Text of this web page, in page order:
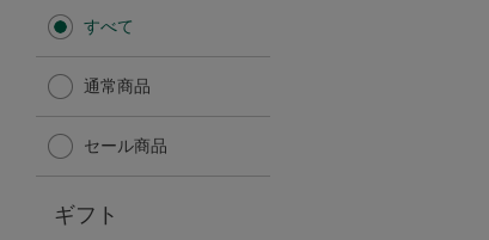
Afternoon Tea TEAROOM
Afternoon Tea TEAROOM
すべて
通常商品
セール商品
ギフト